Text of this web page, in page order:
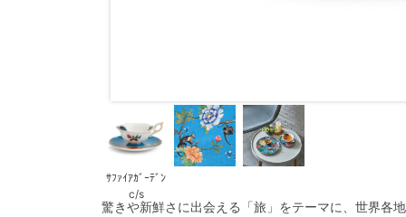
ｻﾌｧｲｱｶﾞｰﾃﾞﾝ
c/s
驚きや新鮮さに出会える「旅」をテーマに、世界各